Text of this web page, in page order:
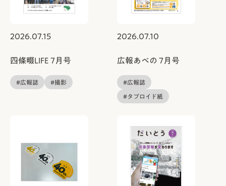
2026.07.15
四條畷LIFE 7月号
#広報誌 #撮影
2026.07.10
広報あべの 7月号
#広報誌
#タブロイド紙